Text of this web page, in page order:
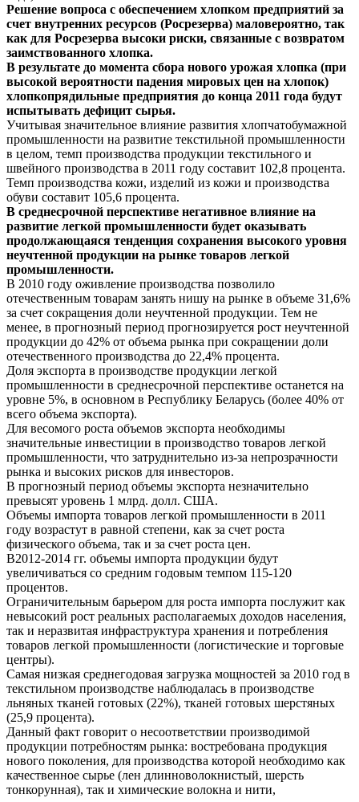
Решение вопроса с обеспечением хлопком предприятий за
счет внутренних ресурсов (Росрезерва) маловероятно, так
как для Росрезерва высоки риски, связанные с возвратом
заимствованного хлопка.
В результате до момента сбора нового урожая хлопка (при
высокой вероятности падения мировых цен на хлопок)
хлопкопрядильные предприятия до конца 2011 года будут
испытывать дефицит сырья.
Учитывая значительное влияние развития хлопчатобумажной
промышленности на развитие текстильной промышленности
в целом, темп производства продукции текстильного и
швейного производства в 2011 году составит 102,8 процента.
Темп производства кожи, изделий из кожи и производства
обуви составит 105,6 процента.
В среднесрочной перспективе негативное влияние на
развитие легкой промышленности будет оказывать
продолжающаяся тенденция сохранения высокого уровня
неучтенной продукции на рынке товаров легкой
промышленности.
В 2010 году оживление производства позволило
отечественным товарам занять нишу на рынке в объеме 31,6%
за счет сокращения доли неучтенной продукции. Тем не
менее, в прогнозный период прогнозируется рост неучтенной
продукции до 42% от объема рынка при сокращении доли
отечественного производства до 22,4% процента.
Доля экспорта в производстве продукции легкой
промышленности в среднесрочной перспективе останется на
уровне 5%, в основном в Республику Беларусь (более 40% от
всего объема экспорта).
Для весомого роста объемов экспорта необходимы
значительные инвестиции в производство товаров легкой
промышленности, что затруднительно из-за непрозрачности
рынка и высоких рисков для инвесторов.
В прогнозный период объемы экспорта незначительно
превысят уровень 1 млрд. долл. США.
Объемы импорта товаров легкой промышленности в 2011
году возрастут в равной степени, как за счет роста
физического объема, так и за счет роста цен.
В2012-2014 гг. объемы импорта продукции будут
увеличиваться со средним годовым темпом 115-120
процентов.
Ограничительным барьером для роста импорта послужит как
невысокий рост реальных располагаемых доходов населения,
так и неразвитая инфраструктура хранения и потребления
товаров легкой промышленности (логистические и торговые
центры).
Самая низкая среднегодовая загрузка мощностей за 2010 год в
текстильном производстве наблюдалась в производстве
льняных тканей готовых (22%), тканей готовых шерстяных
(25,9 процента).
Данный факт говорит о несоответствии производимой
продукции потребностям рынка: востребована продукция
нового поколения, для производства которой необходимо как
качественное сырье (лен длинноволокнистый, шерсть
тонкорунная), так и химические волокна и нити,